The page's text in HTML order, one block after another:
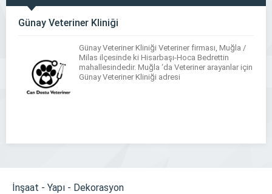
Günay Veteriner Kliniği
Günay Veteriner Kliniği Veteriner firması, Muğla /
Milas ilçesinde ki Hisarbaşı-Hoca Bedrettin
mahallesindedir. Muğla ‘da Veteriner arayanlar için
Günay Veteriner Kliniği adresi
İnşaat - Yapı - Dekorasyon